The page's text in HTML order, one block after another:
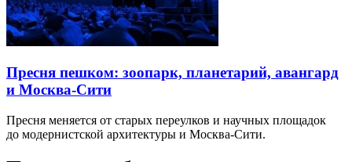
Пресня пешком: зоопарк, планетарий, авангард
и Москва-Сити
Пресня меняется от старых переулков и научных площадок
до модернистской архитектуры и Москва-Сити.